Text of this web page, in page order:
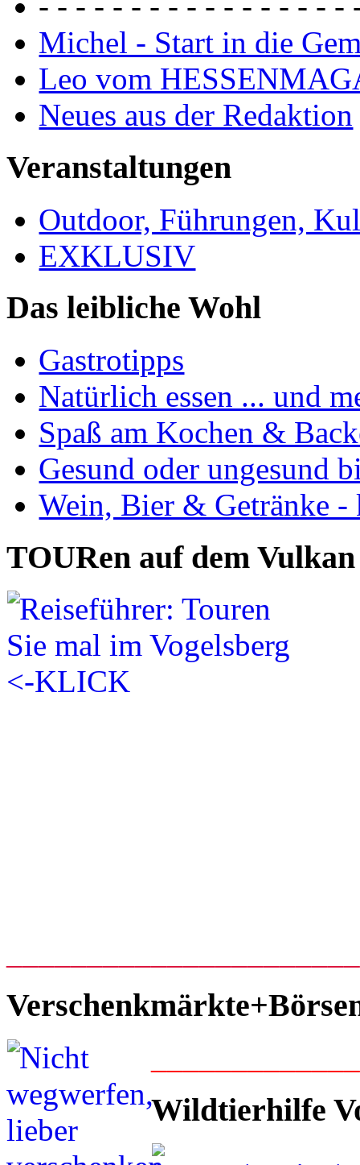
Michel - Start in die
Leo vom
Neues aus der Redaktion
Veranstaltungen
Outdoor, Führungen,
EXKLUSIV
Das leibliche Wohl
Gastrotipps
Natürlich essen ... und
Spaß am Kochen &
Gesund oder ungesund
Wein, Bier & Getränke -
TOURen auf dem Vulkan
Wildtierhilfe